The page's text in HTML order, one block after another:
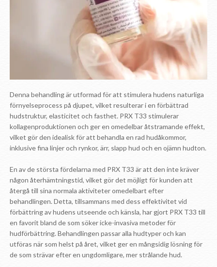
Denna behandling är utformad för att stimulera hudens naturliga
förnyelseprocess på djupet, vilket resulterar i en förbättrad
hudstruktur, elasticitet och fasthet. PRX T33 stimulerar
kollagenproduktionen och ger en omedelbar åtstramande effekt,
vilket gör den idealisk för att behandla en rad hudåkommor,
inklusive fina linjer och rynkor, ärr, slapp hud och en ojämn hudton.
En av de största fördelarna med PRX T33 är att den inte kräver
någon återhämtningstid, vilket gör det möjligt för kunden att
återgå till sina normala aktiviteter omedelbart efter
behandlingen. Detta, tillsammans med dess effektivitet vid
förbättring av hudens utseende och känsla, har gjort PRX T33 till
en favorit bland de som söker icke-invasiva metoder för
hudförbättring. Behandlingen passar alla hudtyper och kan
utföras när som helst på året, vilket ger en mångsidig lösning för
de som strävar efter en ungdomligare, mer strålande hud.